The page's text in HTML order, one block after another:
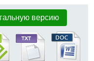
версию